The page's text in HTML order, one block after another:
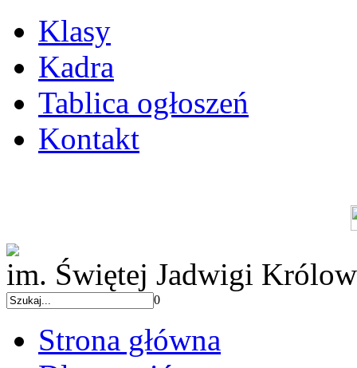
Klasy
Kadra
Tablica ogłoszeń
Kontakt
im. Świętej Jadwigi
0
Strona główna